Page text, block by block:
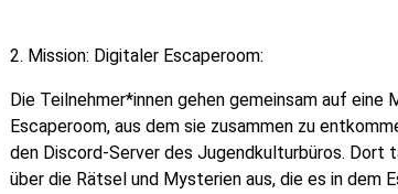
2. Mission: Digitaler Escaperoom:
Die Teilnehmer*innen gehen gemeinsam auf eine
Escaperoom, aus dem sie zusammen zu
den Discord-Server des Jugendkulturbüros. Dort
über die Rätsel und Mysterien aus, die es in dem